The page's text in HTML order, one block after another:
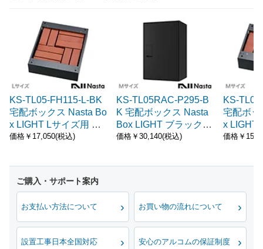
KS-TL05-FH115-L-BK
宅配ボックス Nasta Bo
x LIGHT Lサイズ用 幅
木 マットブラック（レ
価格￥17,050(税込)
KS-TL05RAC-P295-B
K 宅配ボックス Nasta
Box LIGHT ブラック
（サイズ：M）
価格￥30,140(税込)
KS-
宅配ボ
x LIGHT
木 マッ
価格￥
お支払い方法について お買い物の流れについて
設置工事日本全国対応 安心のアルコムの保証制度